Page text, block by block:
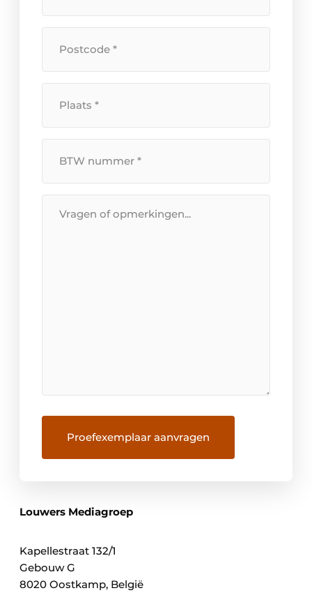
huisnummer
Nummer
*
Louwers Mediagroep
Kapellestraat 132/1
Gebouw G
8020 Oostkamp, België